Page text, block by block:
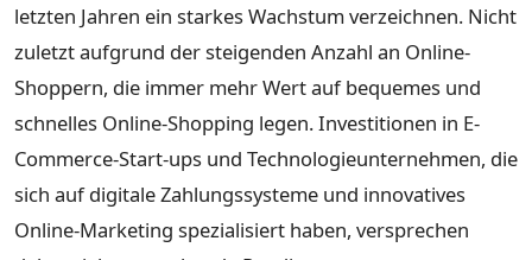
letzten Jahren ein starkes Wachstum verzeichnen. Nicht
zuletzt aufgrund der steigenden Anzahl an Online-
Shoppern, die immer mehr Wert auf bequemes und
schnelles Online-Shopping legen. Investitionen in E-
Commerce-Start-ups und Technologieunternehmen, die
sich auf digitale Zahlungssysteme und innovatives
Online-Marketing spezialisiert haben, versprechen